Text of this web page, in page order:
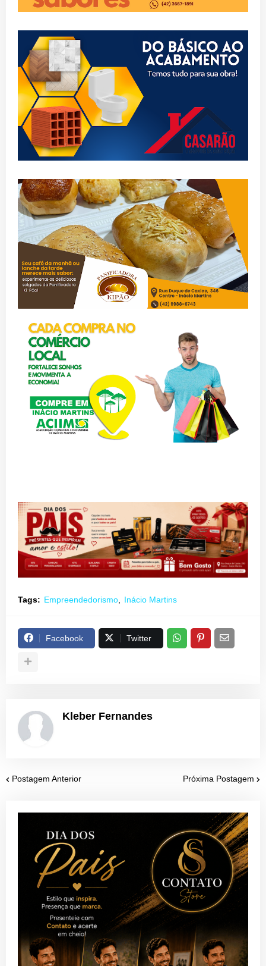
Tags: Empreendedorismo Inácio Martins
Facebook Twitter
Kleber Fernandes
Postagem Anterior Próxima Postagem